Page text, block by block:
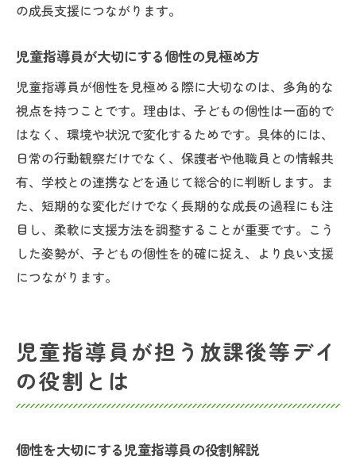
の成長支援につながります。
児童指導員が大切にする個性の見極め方
児童指導員が個性を見極める際に大切なのは、多角的な
視点を持つことです。理由は、子どもの個性は一面的で
はなく、環境や状況で変化するためです。具体的には、
日常の行動観察だけでなく、保護者や他職員との情報共
有、学校との連携などを通じて総合的に判断します。ま
た、短期的な変化だけでなく長期的な成長の過程にも注
目し、柔軟に支援方法を調整することが重要です。こう
した姿勢が、子どもの個性を的確に捉え、より良い支援
につながります。
児童指導員が担う放課後等デイ
の役割とは
個性を大切にする児童指導員の役割解説